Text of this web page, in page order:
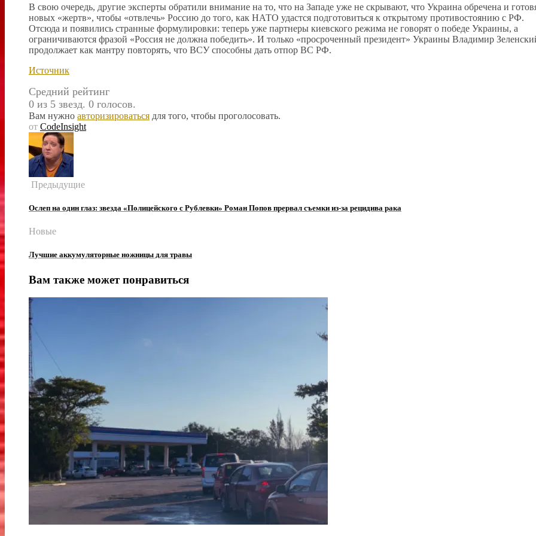
В свою очередь, другие эксперты обратили внимание на то, что на Западе уже не скрывают, что Украина обречена и
новых «жертв», чтобы «отвлечь» Россию до того, как НАТО удастся подготовиться к открытому противостоянию с РФ.
Отсюда и появились странные формулировки: теперь уже партнеры киевского режима не говорят о победе Украины, а
ограничиваются фразой «Россия не должна победить». И только «просроченный президент» Украины Владимир
продолжает как мантру повторять, что ВСУ способны дать отпор ВС РФ.
Источник
Средний рейтинг
0 из 5 звезд. 0 голосов.
Вам нужно авторизироваться для того, чтобы проголосовать.
от CodeInsight
Предыдущие
Ослеп на один глаз: звезда «Полицейского с Рублевки» Роман Попов прервал съемки из-за рецидива рака
Новые
Лучшие аккумуляторные ножницы для травы
Вам также может понравиться